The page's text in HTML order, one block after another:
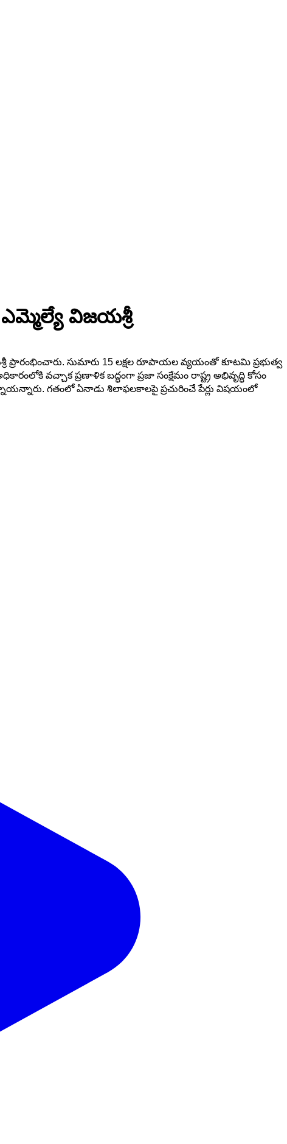
విజయశ్రీ
సుమారు 15 లక్షల రూపాయల వ్యయంతో కూటమి ప్రభుత్వ
వచ్చాక ప్రణాళిక బద్ధంగా ప్రజా సంక్షేమం రాష్ట్ర అభివృద్ధి కోసం
గతంలో ఏనాడు శిలాఫలకాలపై ప్రచురించే పేర్లు విషయంలో